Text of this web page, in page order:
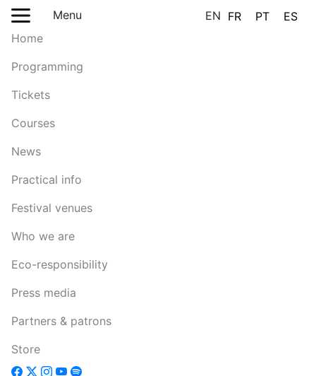
Menu EN FR PT
ES
Home
Programming
Tickets
Courses
News
Practical info
Festival venues
Who we are
Eco-responsibility
Press media
Partners & patrons
Store